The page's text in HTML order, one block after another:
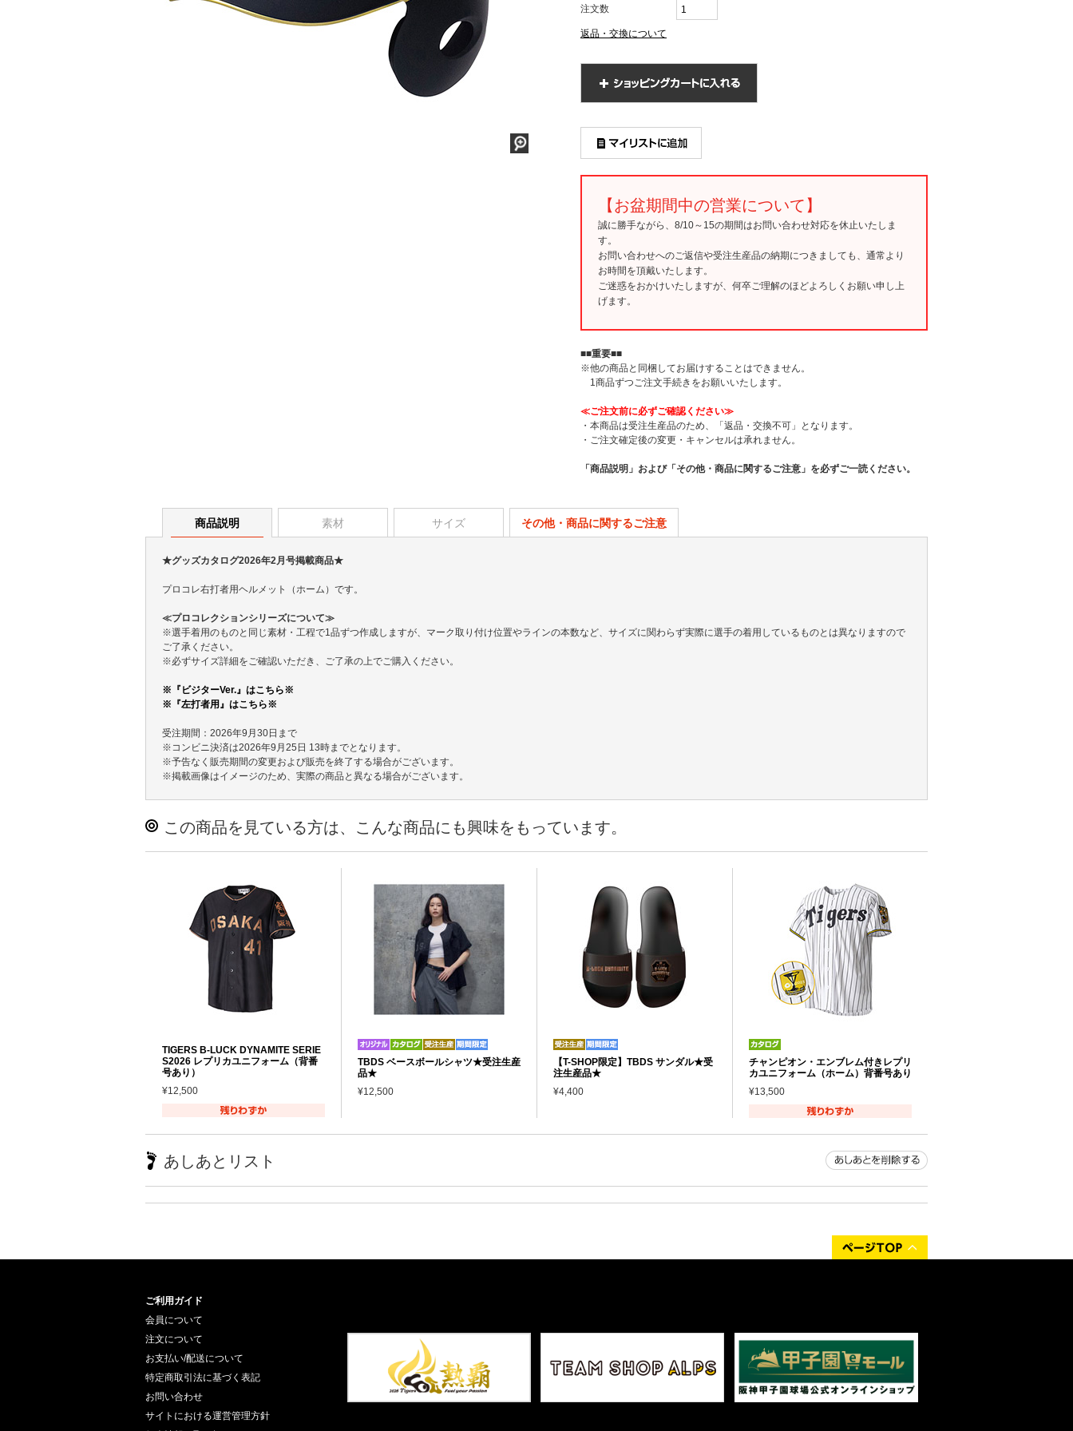
注文数
返品・交換について
【お盆期間中の営業について】
誠に勝手ながら、8/10～15の期間はお問い合わせ対応を休止いたしま
す。
お問い合わせへのご返信や受注生産品の納期につきましても、通常より
お時間を頂戴いたします。
ご迷惑をおかけいたしますが、何卒ご理解のほどよろしくお願い申し上
げます。
■■重要■■
※他の商品と同梱してお届けすることはできません。
1商品ずつご注文手続きをお願いいたします。
≪ご注文前に必ずご確認ください≫
・本商品は受注生産品のため、「返品・交換不可」となります。
・ご注文確定後の変更・キャンセルは承れません。
「商品説明」および「その他・商品に関するご注意」を必ずご一読ください。
商品説明 素材 サイズ その他・商品に関するご注意
★グッズカタログ2026年2月号掲載商品★
プロコレ右打者用ヘルメット（ホーム）です。
≪プロコレクションシリーズについて≫
※選手着用のものと同じ素材・工程で1品ずつ作成しますが、マーク取り付け位置やラインの本数など、サイズに関わらず実際に選手の着用しているものとは異なりますので
ご了承ください。
※必ずサイズ詳細をご確認いただき、ご了承の上でご購入ください。
※『ビジターVer.』はこちら※
※『左打者用』はこちら※
受注期間：2026年9月30日まで
※コンビニ決済は2026年9月25日 13時までとなります。
※予告なく販売期間の変更および販売を終了する場合がございます。
※掲載画像はイメージのため、実際の商品と異なる場合がございます。
この商品を見ている方は、こんな商品にも興味をもっています。
TIGERS B-LUCK DYNAMITE SERIE
S2026 レプリカユニフォーム（背番
号あり）
¥12,500
TBDS ベースボールシャツ★受注生産
品★
¥12,500
【T-SHOP限定】TBDS サンダル★受
注生産品★
¥4,400
チャンピオン・エンブレム付きレプリ
カユニフォーム（ホーム）背番号あり
¥13,500
あしあとリスト
ご利用ガイド
会員について
注文について
お支払い/配送について
特定商取引法に基づく表記
お問い合わせ
サイトにおける運営管理方針